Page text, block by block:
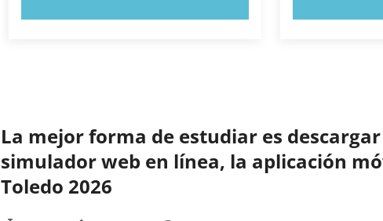
La mejor forma de estudiar es
simulador web en línea, la aplicación
Toledo 2026